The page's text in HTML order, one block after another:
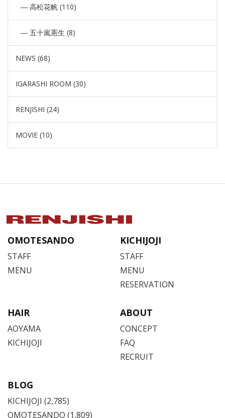
高松花帆 (110)
五十嵐憲生 (8)
NEWS (68)
IGARASHI ROOM (30)
RENJISHI (24)
MOVIE (10)
OMOTESANDO
STAFF
MENU
KICHIJOJI
STAFF
MENU
RESERVATION
HAIR
AOYAMA
KICHIJOJI
ABOUT
CONCEPT
FAQ
RECRUIT
BLOG
KICHIJOJI (2,785)
OMOTESANDO (1,809)